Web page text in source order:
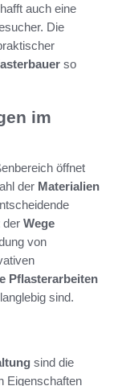
auch eine
Die
so
im
öffnet
der Materialien
der Wege
von
Pflasterarbeiten
sind.
sind die
Eigenschaften